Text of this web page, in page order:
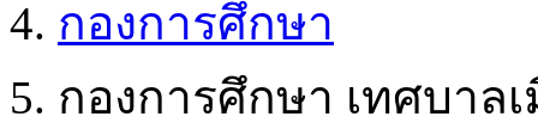
กองการศึกษา
กองการศึกษา เทศบาล